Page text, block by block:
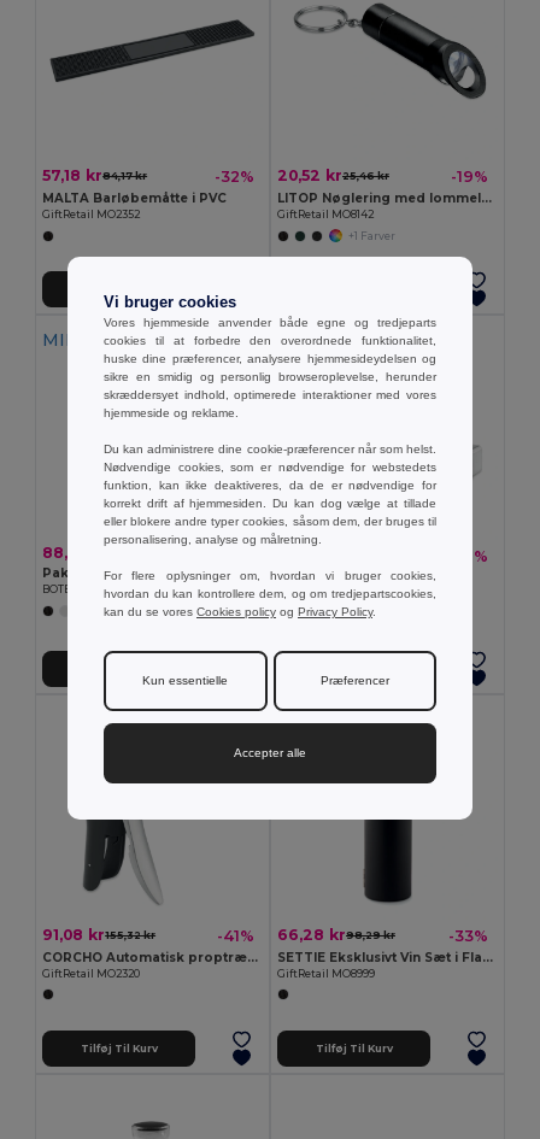
57,18 kr84,17 kr -32%
MALTA Barløbemåtte i PVC
GiftRetail MO2352
20,52 kr25,46 kr -19%
LITOP Nøglering med lommelygte
GiftRetail MO8142
+1 Farver
MIN ANTAL: 10
88,80 kr
Pakke med 10 GiftRetail MO9247
BOTELIA Flaskeåbner aluminium
-42%
ICY Isterninger i pose
GiftRetail MO9502
91,08 kr155,32 kr -41%
CORCHO Automatisk proptrækker med håndtag
GiftRetail MO2320
Tilføj Til Kurv
66,28 kr98,29 kr -33%
SETTIE Eksklusivt Vin Sæt i Flaskeformet Etui
GiftRetail MO8999
Tilføj Til Kurv
Vi bruger cookies
Vores hjemmeside anvender både egne og tredjeparts
cookies til at forbedre den overordnede funktionalitet,
huske dine præferencer, analysere hjemmesideydelsen og
sikre en smidig og personlig browseroplevelse, herunder
skræddersyet indhold, optimerede interaktioner med vores
hjemmeside og reklame.
Du kan administrere dine cookie-præferencer når som helst.
Nødvendige cookies, som er nødvendige for webstedets
funktion, kan ikke deaktiveres, da de er nødvendige for
korrekt drift af hjemmesiden. Du kan dog vælge at tillade
eller blokere andre typer cookies, såsom dem, der bruges til
personalisering, analyse og målretning.
For flere oplysninger om, hvordan vi bruger cookies,
hvordan du kan kontrollere dem, og om tredjepartscookies,
kan du se vores Cookies policy og Privacy Policy.
Kun essentielle Præferencer
Accepter alle